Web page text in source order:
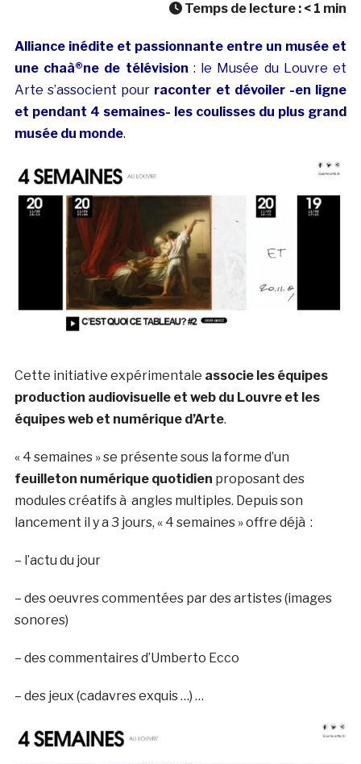
Temps de lecture : < 1 min
Alliance inédite et passionnante entre un musée et
une chaà®ne de télévision : le Musée du Louvre et
Arte s’associent pour raconter et dévoiler -en ligne
et pendant 4 semaines- les coulisses du plus grand
musée du monde.
Cette initiative expérimentale associe les équipes
production audiovisuelle et web du Louvre et les
équipes web et numérique d’Arte.
« 4 semaines » se présente sous la forme d’un
feuilleton numérique quotidien proposant des
modules créatifs à angles multiples. Depuis son
lancement il y a 3 jours, « 4 semaines » offre déjà :
– l’actu du jour
– des oeuvres commentées par des artistes (images
sonores)
– des commentaires d’Umberto Ecco
– des jeux (cadavres exquis …) …